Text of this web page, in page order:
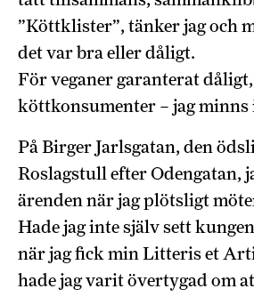
”Köttklister”, tänker jag och
det var bra eller dåligt.
För veganer garanterat
köttkonsumenter – jag minns
På Birger Jarlsgatan, den
Roslagstull efter Odengatan,
ärenden när jag plötsligt
Hade jag inte själv sett
när jag fick min Litteris et
hade jag varit övertygad om